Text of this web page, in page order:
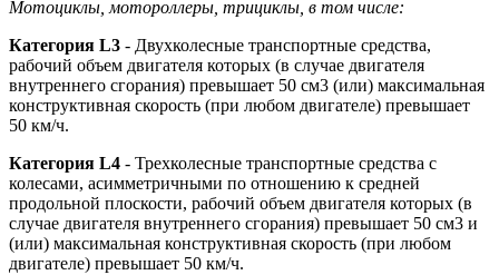
Мотоциклы, мотороллеры, трициклы, в том числе:
Категория L3 - Двухколесные транспортные средства,
рабочий объем двигателя которых (в случае двигателя
внутреннего сгорания) превышает 50 см3 (или) максимальная
конструктивная скорость (при любом двигателе) превышает
50 км/ч.
Категория L4 - Трехколесные транспортные средства с
колесами, асимметричными по отношению к средней
продольной плоскости, рабочий объем двигателя которых (в
случае двигателя внутреннего сгорания) превышает 50 см3 и
(или) максимальная конструктивная скорость (при любом
двигателе) превышает 50 км/ч.